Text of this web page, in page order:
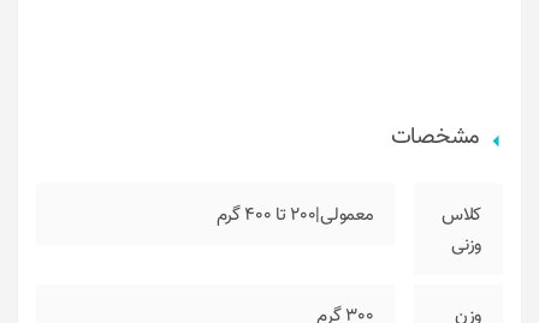
مشخصات
کلاس
وزنی
معمولی|200 تا 400 گرم
وزن 300 گرم